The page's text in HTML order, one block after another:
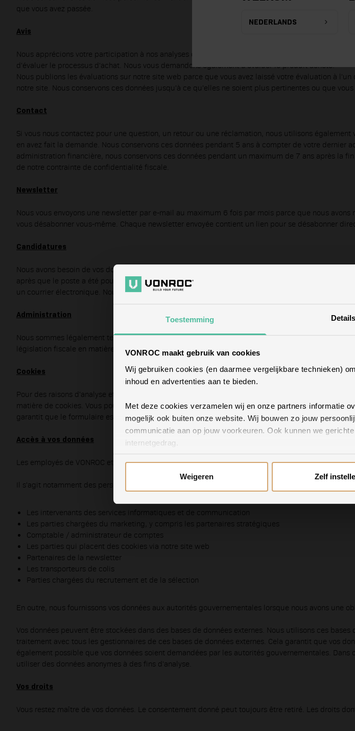
Toestemming Details
VONROC maakt gebruik van cookies
Wij gebruiken cookies (en daarmee vergelijkbare technieken)
inhoud en advertenties aan te bieden.
Met deze cookies verzamelen wij en onze partners informatie
mogelijk ook buiten onze website. Wij bouwen zo jouw
communicatie aan op jouw voorkeuren. Ook kunnen we
internetgedrag.
Hieronder kun je kiezen met welk type cookies je akkoord gaat.
Weigeren Zelf
que vous avez passée.
Avis
Nous apprécions votre participation à nos analyses de satisfaction de la clientèle. Vous recevrez
d'évaluer le processus d'achat. Nous vous demandons également d'évaluer le produit acheté.
Nous publions les évaluations sur notre site web parce que vous avez laissé votre évaluation à
notre site. Nous conservons ces données jusqu'à ce qu'elles ne soient plus pertinentes ou que
Contact
Si vous nous contactez pour une question, un retour ou une réclamation, nous utilisons
en avez fait la demande. Nous conservons ces données pendant 5 ans à compter de votre
administration financière, nous conservons ces données pendant un maximum de 7 ans après la
de notre contrainte de confidentialité fiscale.
Newsletter
Nous vous envoyons une newsletter par e-mail au maximum 6 fois par mois parce que nous
vous désabonner vous-même. Chaque newsletter envoyée contient un lien pour se désabonner
Candidatures
Nous avons besoin de vos données personnelles pour traiter les candidatures en vue de la
après que le poste a été pourvu, à moins que vous ne nous autorisiez à conserver vos données
un courrier électronique. Nous supprimerons alors immédiatement vos données.
Administration
Nous sommes légalement tenus de conserver vos données personnelles dans le cadre de notre
législation fiscale en matière de conservation.
Cookies
Pour des raisons d'analyse et de publicité, nous plaçons des cookies parce que nous avons un
matière de cookies. Vous pouvez toujours modifier vos paramètres de cookies via le navigateur.
garantit que le formulaire est rempli par une personne réelle et non par un robot.
Accès à vos données
Les employés de VONROC et les tiers, qui nous fournissent certains services ont accès à vos
Il s'agit notamment des personnes suivantes:
Les intervenants des services informatiques et de communication
Les parties chargées du marketing, y compris les partenaires stratégiques
Comptable / administrateur de comptes
Les parties qui placent des cookies via notre site web
Partenaires de la newsletter
Les transporteurs de colis
Parties chargées du recrutement et de la sélection
En outre, nous fournissons vos données aux autorités gouvernementales lorsque nous avons une
Vos données peuvent être stockées dans des bases de données externes. Nous utilisons ces
traitement avec tous les gestionnaires de ces bases de données externes. Cela garantit que vos
également possible que vos données soient demandées par les autorités gouvernementales.
utiliser des données anonymes à des fins d'analyse.
Vos droits
Vous restez maître de vos données. Le consentement donné peut toujours être retiré. Les droits
NEDERLANDS